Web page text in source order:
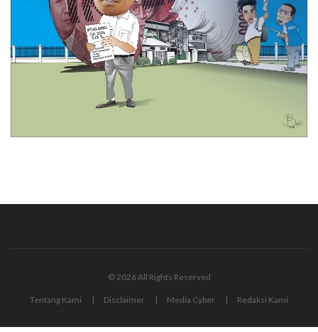
© 2026 All Rights Reserved
Tentang Kami Disclaimer Media Cyber Redaksi Kami